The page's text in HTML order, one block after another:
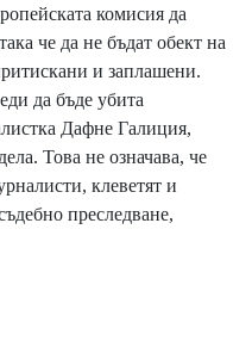
комисия да
че да не бъдат обект на
и заплашени.
да бъде убита
Дафне Галиция,
Това не означава, че
клеветят и
преследване,